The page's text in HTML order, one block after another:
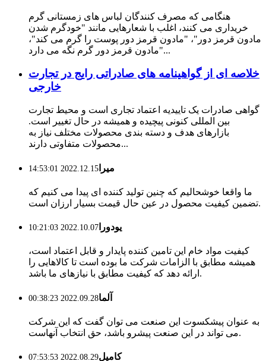
هنگامی که مصرف کنندگان لباس های زمستانی گرم
خریداری می کنند، اغلب با شعارهایی مانند "خودگرم شدن
مادون قرمز دور"، "مادون قرمز دور پوست را گرم می کند"،
"مادون قرمز دور گرم نگه می دارد...
خلاصه ای از گواهینامه های صادراتی رایج در تجارت
خارجی
گواهی صادرات یک تاییدیه اعتماد تجاری است و محیط تجارت
بین المللی کنونی پیچیده و همیشه در حال تغییر است.
بازارهای هدف و دسته بندی محصولات مختلف نیاز به
محصولات متفاوتی دارند...
میرا 2022.12.15 14:53:01
ما واقعا خوشحالیم که چنین تولید کننده ای پیدا می کنیم که
تضمین کیفیت محصول در عین حال قیمت بسیار ارزان است.
یودورا 2022.10.07 10:21:03
کیفیت مواد خام این تامین کننده پایدار و قابل اعتماد است،
همیشه مطابق با الزامات شرکت ما بوده است تا کالاهایی را
ارائه دهد که کیفیت مطابق با نیازهای ما باشد.
آلما2022.09.28 00:38:23
به عنوان پیشکسوت این صنعت می توان گفت که این شرکت
می تواند در این صنعت پیشرو باشد، حق انتخاب آنهاست.
کامیل2022.08.29 07:53:53